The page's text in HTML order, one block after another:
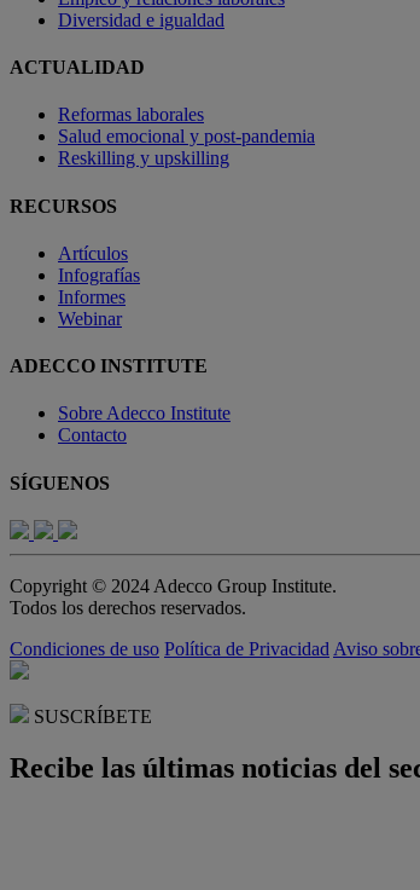
Diversidad e igualdad
ACTUALIDAD
Reformas laborales
Salud emocional y post-pandemia
Reskilling y upskilling
RECURSOS
Artículos
Infografías
Informes
Webinar
ADECCO INSTITUTE
Sobre Adecco Institute
Contacto
SÍGUENOS
Copyright © 2024 Adecco Group Institute.
Todos los derechos reservados.
Condiciones de uso Política de Privacidad Aviso
SUSCRÍBETE
Recibe las últimas noticias del